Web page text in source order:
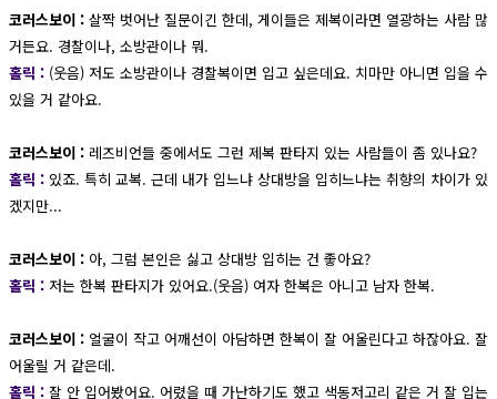
코러스보이 : 살짝 벗어난 질문이긴 한데, 게이들은 제복이라면 열광하는 사람 많
거든요. 경찰이나, 소방관이나 뭐.
홀릭 : (웃음) 저도 소방관이나 경찰복이면 입고 싶은데요. 치마만 아니면 입을 수
있을 거 같아요.
코러스보이 : 레즈비언들 중에서도 그런 제복 판타지 있는 사람들이 좀 있나요?
홀릭 : 있죠. 특히 교복. 근데 내가 입느냐 상대방을 입히느냐는 취향의 차이가 있
겠지만...
코러스보이 : 아, 그럼 본인은 싫고 상대방 입히는 건 좋아요?
홀릭 : 저는 한복 판타지가 있어요.(웃음) 여자 한복은 아니고 남자 한복.
코러스보이 : 얼굴이 작고 어깨선이 아담하면 한복이 잘 어울린다고 하잖아요. 잘
어울릴 거 같은데.
홀릭 : 잘 안 입어봤어요. 어렸을 때 가난하기도 했고 색동저고리 같은 거 잘 입는